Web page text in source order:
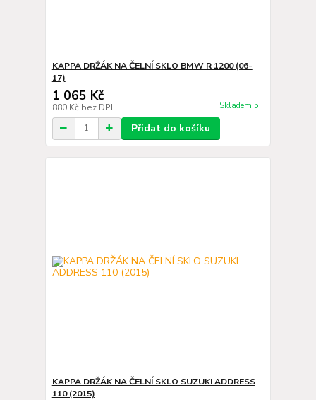
KAPPA DRŽÁK NA ČELNÍ SKLO BMW R 1200 (06-
17)
1 065 Kč
880 Kč bez DPH Skladem 5
Přidat do košíku
KAPPA DRŽÁK NA ČELNÍ SKLO SUZUKI ADDRESS
110 (2015)